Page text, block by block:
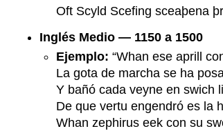
Oft Scyld Scefing sceaþena
Inglés Medio — 1150 a 1500
Ejemplo: “Whan ese aprill
La gota de marcha se ha
Y bañó cada veyne en swich
De que vertu engendró es la
Whan zephirus eek con su